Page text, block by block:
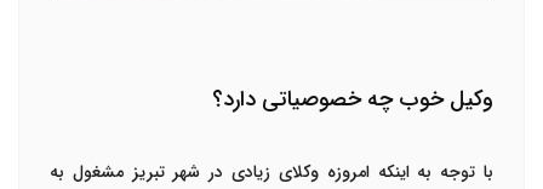
وکیل خوب چه خصوصیاتی دارد؟
با توجه به اینکه امروزه وکلای زیادی در شهر تبریز مشغول به